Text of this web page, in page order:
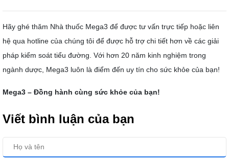
Hãy ghé thăm Nhà thuốc Mega3 để được tư vấn trực tiếp hoặc liên
hệ qua hotline của chúng tôi để được hỗ trợ chi tiết hơn về các giải
pháp kiểm soát tiểu đường. Với hơn 20 năm kinh nghiệm trong
ngành dược, Mega3 luôn là điểm đến uy tín cho sức khỏe của bạn!
Mega3 – Đồng hành cùng sức khỏe của bạn!
Viết bình luận của bạn